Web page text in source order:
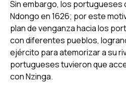
Sin embargo, los portugueses
Ndongo en 1626; por este
plan de venganza hacia los
con diferentes pueblos,
ejército para atemorizar a su
portugueses tuvieron que
con Nzinga.